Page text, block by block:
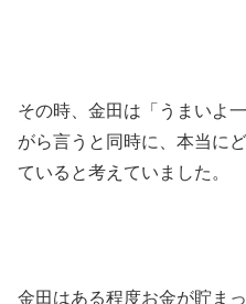
その時、金田は「うまいよ
がら言うと同時に、本当に
ていると考えていました。
金田はある程度お金が貯ま